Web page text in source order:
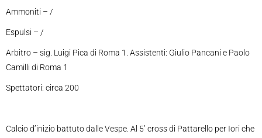
Ammoniti – /
Espulsi – /
Arbitro – sig. Luigi Pica di Roma 1. Assistenti: Giulio Pancani e Paolo
Camilli di Roma 1
Spettatori: circa 200
Calcio d’inizio battuto dalle Vespe. Al 5’ cross di Pattarello per Iori che